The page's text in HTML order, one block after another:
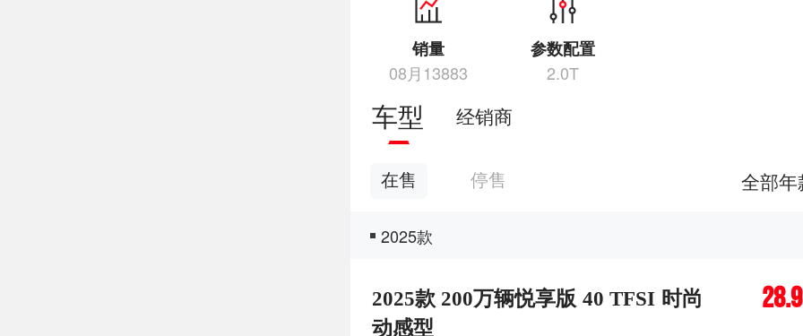
销量
08月13883
参数配置
2.0T
车型 经销商
在售 停售 全部年
2025款
2025款 200万辆悦享版 40 TFSI 时尚
动感型